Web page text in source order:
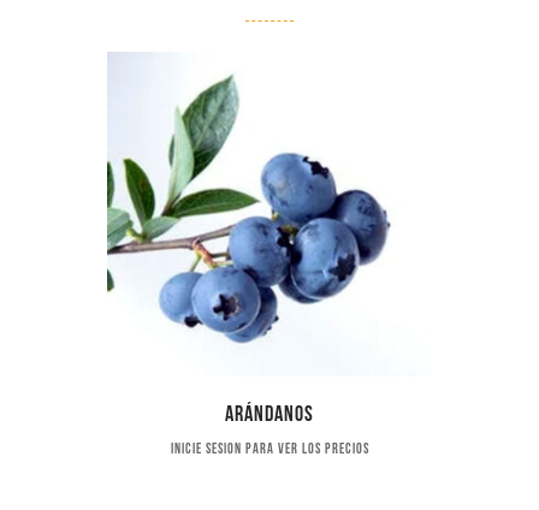
Arándanos
Inicie sesion para ver los precios